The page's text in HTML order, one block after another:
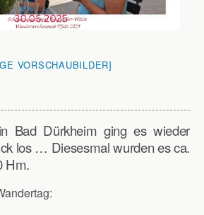
VORSCHAUBILDER]
Bad Dürkheim ging es wieder
los … Diesesmal wurden es ca.
Hm.